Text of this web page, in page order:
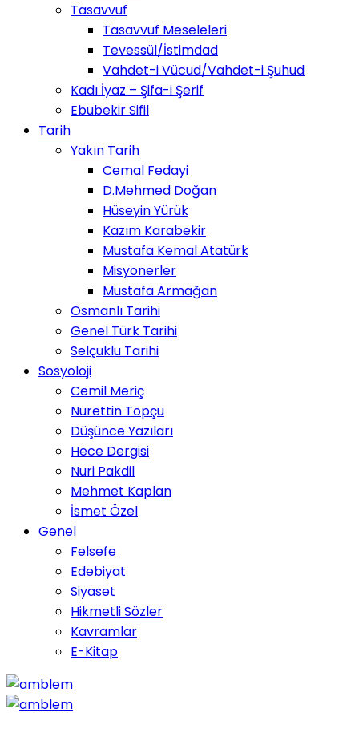
Tasavvuf
Tasavvuf Meseleleri
Tevessül/İstimdad
Vahdet-i Vücud/Vahdet-i Şuhud
Kadı İyaz – Şifa-i Şerif
Ebubekir Sifil
Tarih
Yakın Tarih
Cemal Fedayi
D.Mehmed Doğan
Hüseyin Yürük
Kazım Karabekir
Mustafa Kemal Atatürk
Misyonerler
Mustafa Armağan
Osmanlı Tarihi
Genel Türk Tarihi
Selçuklu Tarihi
Sosyoloji
Cemil Meriç
Nurettin Topçu
Düşünce Yazıları
Hece Dergisi
Nuri Pakdil
Mehmet Kaplan
İsmet Özel
Genel
Felsefe
Edebiyat
Siyaset
Hikmetli Sözler
Kavramlar
E-Kitap